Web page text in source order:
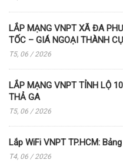
LẮP MẠNG VNPT XÃ ĐA
TỐC – GIÁ NGOẠI THÀNH
T5, 06 / 2026
LẮP MẠNG VNPT TỈNH LỘ
THẢ GA
T5, 06 / 2026
Lắp WiFi VNPT TP.HCM:
T4, 06 / 2026